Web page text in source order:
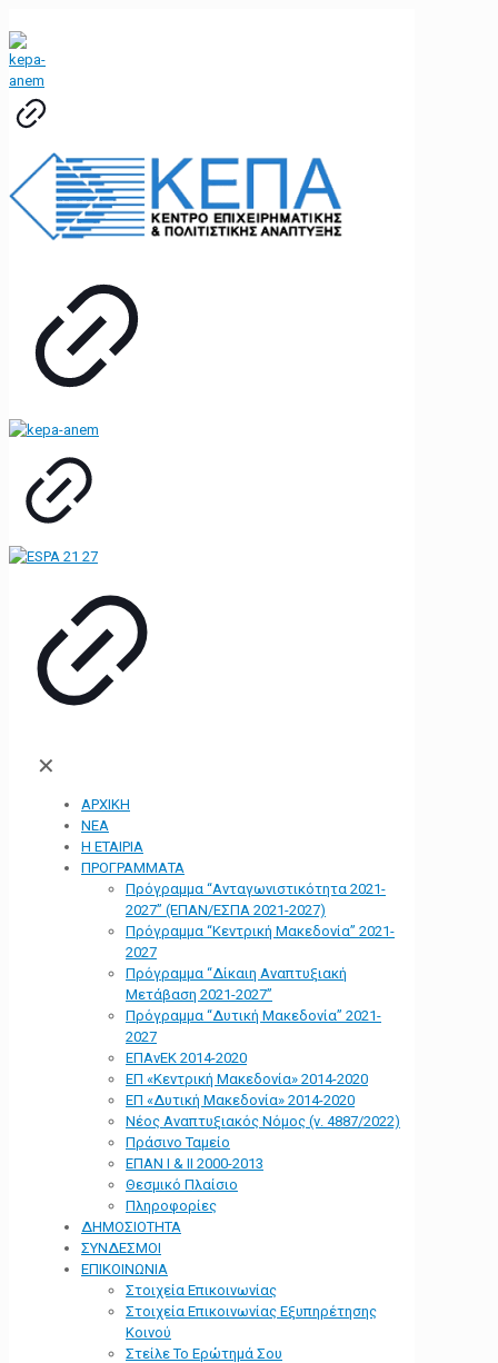
✕
ΑΡΧΙΚΗ
ΝΕΑ
Η ΕΤΑΙΡΙΑ
ΠΡΟΓΡΑΜΜΑΤΑ
Πρόγραμμα “Ανταγωνιστικότητα 2021-
2027” (ΕΠΑΝ/ΕΣΠΑ 2021-2027)
Πρόγραμμα “Κεντρική Μακεδονία” 2021-
2027
Πρόγραμμα “Δίκαιη Αναπτυξιακή
Μετάβαση 2021-2027”
Πρόγραμμα “Δυτική Μακεδονία” 2021-
2027
ΕΠΑνΕΚ 2014-2020
ΕΠ «Kεντρική Μακεδονία» 2014-2020
ΕΠ «Δυτική Μακεδονία» 2014-2020
Νέος Αναπτυξιακός Νόμος (ν. 4887/2022)
Πράσινο Ταμείο
ΕΠΑΝ Ι & ΙΙ 2000-2013
Θεσμικό Πλαίσιο
Πληροφορίες
ΔΗΜΟΣΙΟΤΗΤΑ
ΣΥΝΔΕΣΜΟΙ
ΕΠΙΚΟΙΝΩΝΙΑ
Στοιχεία Επικοινωνίας
Στοιχεία Επικοινωνίας Εξυπηρέτησης
Κοινού
Στείλε Το Ερώτημά Σου